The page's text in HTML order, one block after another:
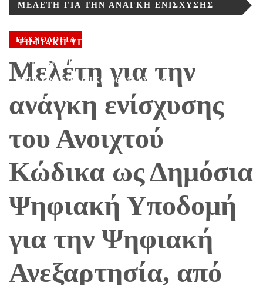
ΜΕΛΈΤΗ ΓΙΑ ΤΗΝ ΑΝΆΓΚΗ ΕΝΊΣΧΥΣΗΣ
ΨΗΦΙΑΚΉ ΥΠΟΔΟΜΉ ΓΙΑ ΤΗΝ ΨΗΦΙΑΚΉ
ΑΝΕΞΑΡΤΗΣΊΑ, ΑΠΌ ΤΟ ΓΕΡΜΑΝΙΚΌ
ΥΠΟΥΡΓΕΊΟ ΟΙΚΟΝΟΜΊΑΣ ΚΑΙ
ΕΝΈΡΓΕΙΑΣ
ΤΕΧΝΟΛΟΓΙΑ
Μελέτη για την
ανάγκη ενίσχυσης
του Ανοιχτού
Κώδικα ως Δημόσια
Ψηφιακή Υποδομή
για την Ψηφιακή
Ανεξαρτησία, από